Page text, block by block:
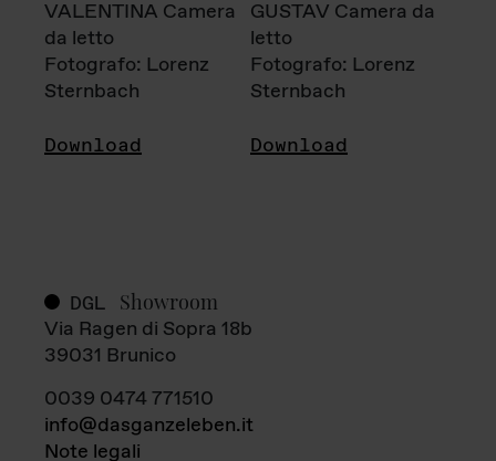
VALENTINA Camera
da letto
Fotografo: Lorenz
Sternbach
Download
GUSTAV Camera da
letto
Fotografo: Lorenz
Sternbach
Download
DGL Showroom
Via Ragen di Sopra 18b
39031 Brunico
0039 0474 771510
info@dasganzeleben.it
Note legali